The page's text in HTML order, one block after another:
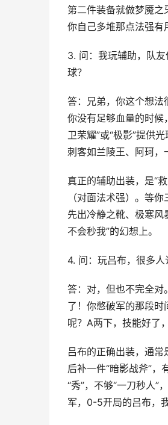
第二件装备就做梦魇
你自己多堆那点法强有
3. 问：我玩辅助，队
球？
答：兄弟，你这个想法
你没有足够血量的时候
卫荣耀”或“极影”提供
刺客如兰陵王、阿珂，
真正的辅助出装，是“
（对面法术强）。等
先出冷静之靴、极寒风
不会秒我”的幻想上。
4. 问：玩吕布，很多
答：对，但也不完全对
了！你憋破军的那段
呢？A两下，技能好了
吕布的正确出装，通常
后补一件“暗影战斧”
“秀”，不够“一刀秒人”
军，0-5开局的吕布，